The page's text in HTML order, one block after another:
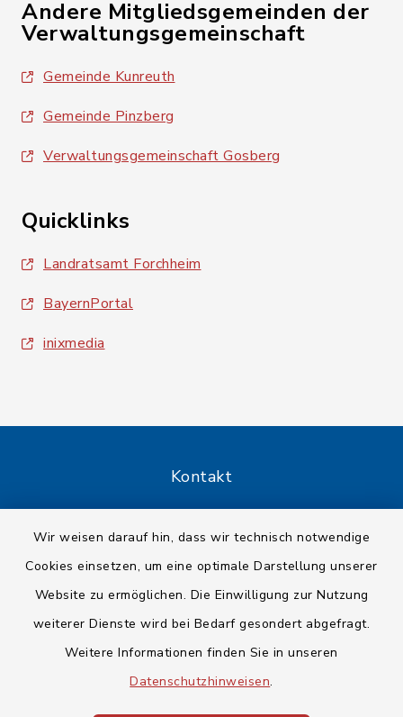
Wir weisen darauf hin, dass wir technisch notwendige
Cookies einsetzen, um eine optimale Darstellung unserer
Website zu ermöglichen. Die Einwilligung zur Nutzung
weiterer Dienste wird bei Bedarf gesondert abgefragt.
Weitere Informationen finden Sie in unseren
Datenschutzhinweisen.
Andere Mitgliedsgemeinden der
Verwaltungsgemeinschaft
Gemeinde Kunreuth
Gemeinde Pinzberg
Verwaltungsgemeinschaft Gosberg
Quicklinks
Landratsamt Forchheim
BayernPortal
inixmedia
Kontakt
Datenschutz
Impressum
Sitemap
Cookie-Einstellungen